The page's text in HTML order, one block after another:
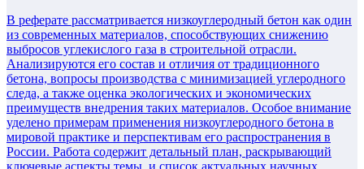
В реферате рассматривается низкоуглеродный бетон как один
из современных материалов, способствующих снижению
выбросов углекислого газа в строительной отрасли.
Анализируются его состав и отличия от традиционного
бетона, вопросы производства с минимизацией углеродного
следа, а также оценка экологических и экономических
преимуществ внедрения таких материалов. Особое внимание
уделено примерам применения низкоуглеродного бетона в
мировой практике и перспективам его распространения в
России. Работа содержит детальный план, раскрывающий
ключевые аспекты темы, и список актуальных научных